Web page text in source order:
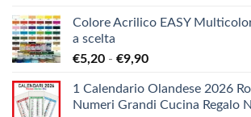
prezzo:
€12,10
Colore Acrilico EASY
a scelta
€5,20 - €9,90Fascia
prezzo:
da
1 Calendario Olandese 2026
Numeri Grandi Cucina Regalo